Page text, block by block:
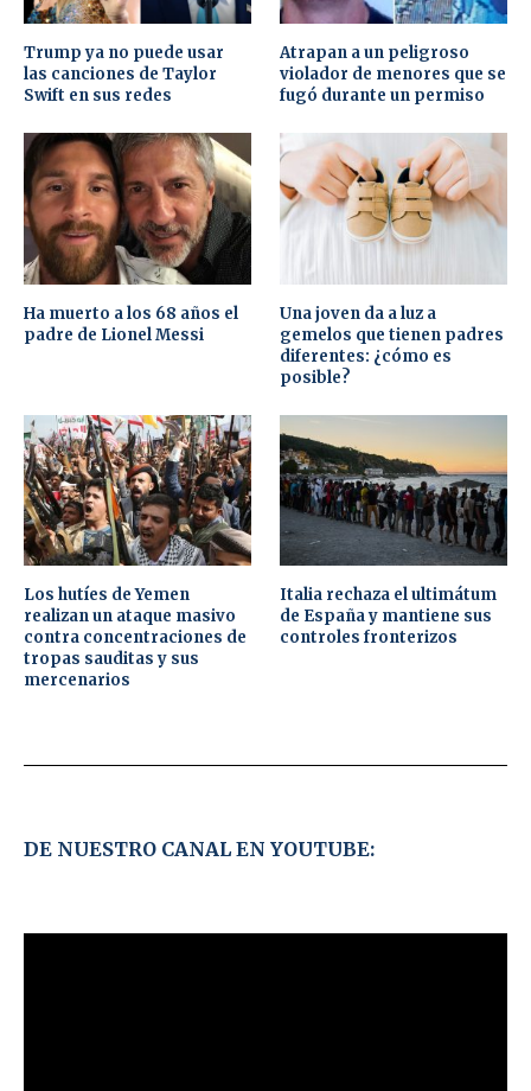
Trump ya no puede usar
las canciones de Taylor
Swift en sus redes
Atrapan a un peligroso
violador de menores que se
fugó durante un permiso
Ha muerto a los 68 años el
padre de Lionel Messi
Una joven da a luz a
gemelos que tienen padres
diferentes: ¿cómo es
posible?
Los hutíes de Yemen
realizan un ataque masivo
contra concentraciones de
tropas sauditas y sus
mercenarios
Italia rechaza el ultimátum
de España y mantiene sus
controles fronterizos
DE NUESTRO CANAL EN YOUTUBE: